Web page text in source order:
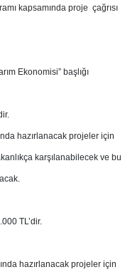
kapsamında proje çağrısı
Ekonomisi” başlığı
hazırlanacak projeler için
karşılanabilecek ve bu
TL’dir.
hazırlanacak projeler için